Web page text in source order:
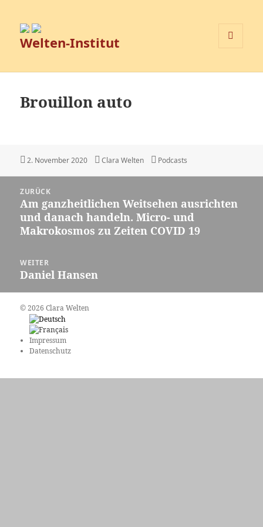
Welten-Institut
WIDGETS
Brouillon auto
Veröffentlicht
2. November 2020 Autor
Clara Welten Kategorien
Podcasts
ZURÜCK
Vorheriger
Beitrag:
Am ganzheitlichen Weitsehen ausrichten
und danach handeln. Micro- und
Makrokosmos zu Zeiten COVID 19
WEITER
Nächster
Daniel Hansen
© 2026 Clara Welten
Impressum
Datenschutz